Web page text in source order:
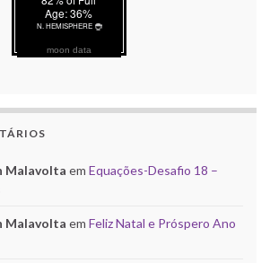
moon data
Malavolta em Equações-Desafio 18 –
Malavolta em Feliz Natal e Próspero Ano